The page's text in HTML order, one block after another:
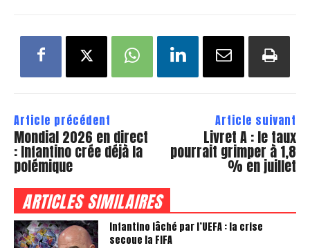
Article précédent
Mondial 2026 en direct
: Infantino crée déjà la
polémique
Article suivant
Livret A : le taux
pourrait grimper à 1,8
% en juillet
ARTICLES SIMILAIRES
Infantino lâché par l’UEFA : la crise
secoue la FIFA